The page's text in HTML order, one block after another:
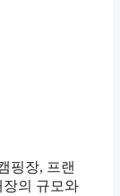
핑장, 프랜
장의 규모와